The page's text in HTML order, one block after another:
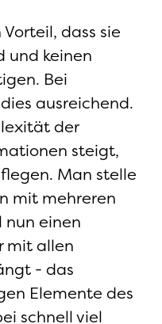
dass sie
und keinen
Bei
ausreichend.
der
steigt,
Man stelle
mit mehreren
nun einen
mit allen
- das
Elemente des
schnell viel